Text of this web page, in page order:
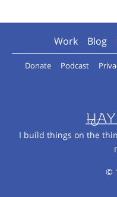
I build things on the
©
Work Blog
Donate Podcast